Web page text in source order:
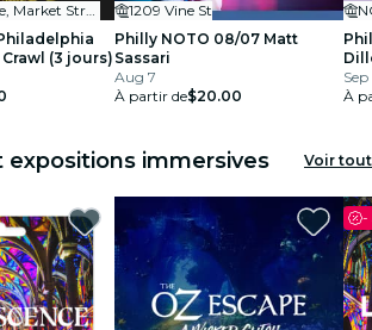
Hard Rock Cafe, Market Street
(3 jours)
1209 Vine St
Philly NOTO 08/07 Matt
Sassari
Aug 7
À partir de$20.00
Sep
À
expositions immersives Voir tout
-